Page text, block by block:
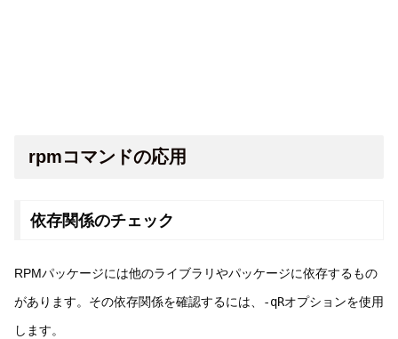
rpmコマンドの応用
依存関係のチェック
RPMパッケージには他のライブラリやパッケージに依存するもの
があります。その依存関係を確認するには、
-qRオプションを使用
します。